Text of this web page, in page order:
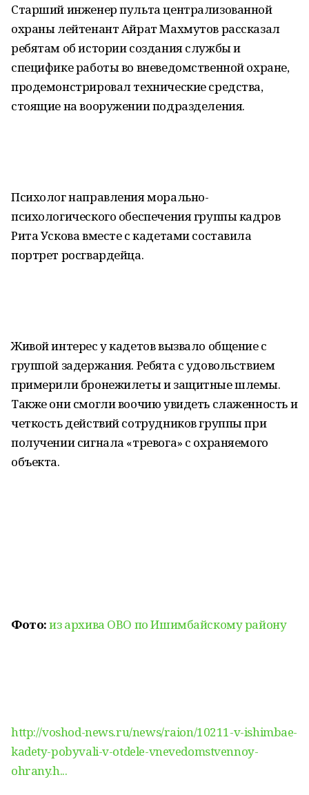
Старший инженер пульта централизованной
охраны лейтенант Айрат Махмутов рассказал
ребятам об истории создания службы и
специфике работы во вневедомственной охране,
продемонстрировал технические средства,
стоящие на вооружении подразделения.
Психолог направления морально-
психологического обеспечения группы кадров
Рита Ускова вместе с кадетами составила
портрет росгвардейца.
Живой интерес у кадетов вызвало общение с
группой задержания. Ребята с удовольствием
примерили бронежилеты и защитные шлемы.
Также они смогли воочию увидеть слаженность и
четкость действий сотрудников группы при
получении сигнала «тревога» с охраняемого
объекта.
Фото:из архива ОВО по Ишимбайскому району
http://voshod-news.ru/news/raion/10211-v-ishimbae-
kadety-pobyvali-v-otdele-vnevedomstvennoy-
ohrany.h...